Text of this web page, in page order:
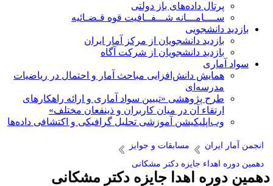
پرتال داده‌های باز دولتی
ســــامـــانه شـــفــافیت قوه قـضـائیه
بازدید دانشجویی
بازدید دانشجویان از مرکز آمار ایران
بازدید دانشجویان از شرکت آگاه
سواد آماری
همایش دانش‌افزایی مباحث آمار و احتمال در ریاضیات
مدرسه‌ای
طرح پژوهشی «تبیین سواد آماری و ارائه راهکارهای
ارتقاء آن در میان کاربران و ذینفعان مختلف»
وب‌اپلیکیشن آموزشی تحلیل گرافیکی و اکتشافی داده‌ها
انجمن آمار ایران
مسابقات و جوایز
دهمین دوره اهداء جایزه دکتر مشکانی
دوره اهدا جایزه دکتر مشکانی